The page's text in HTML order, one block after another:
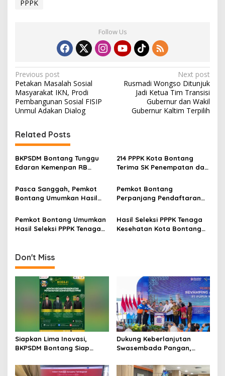
PPPK
Follow Us
P
o
s
t
n
a
v
i
g
a
t
i
n
Previous post
Petakan Masalah Sosial
Masyarakat IKN, Prodi
Pembangunan Sosial FISIP
Unmul Adakan Dialog
Next post
Rusmadi Wongso Ditunjuk
Jadi Ketua Tim Transisi
Gubernur dan Wakil
Gubernur Kaltim Terpilih
Related Posts
BKPSDM Bontang Tunggu
Edaran Kemenpan RB
Pengangkatan CPNS dan
PPPK
214 PPPK Kota Bontang
Terima SK Penempatan dan
Pasca Sanggah, Pemkot
Bontang Umumkan Hasil
PPPK 2024 Periode II
Pemkot Bontang
Perpanjang Pendaftaran
Januari 2025
Pemkot Bontang Umumkan
Hasil Seleksi PPPK Tenaga
Hasil Seleksi PPPK Tenaga
Kesehatan Kota Bontang
Don't Miss
Siapkan Lima Inovasi,
BKPSDM Bontang Siap
Indeks Inovasi Daerah 2026
Dukung Keberlanjutan
Swasembada Pangan,
Modernisasi Pabrik Tertua